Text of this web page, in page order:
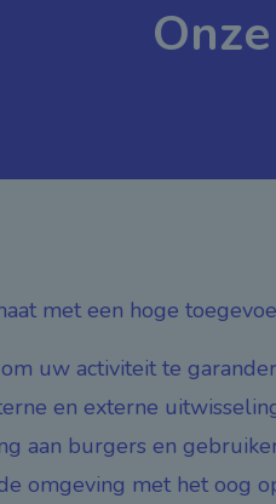
met een hoge
uw activiteit te
en externe
aan burgers en
omgeving met het oog